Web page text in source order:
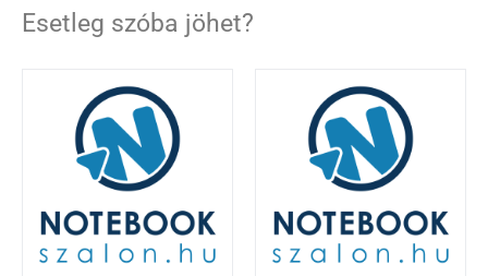
Esetleg szóba jöhet?